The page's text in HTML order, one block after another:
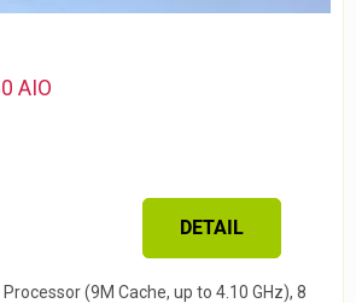
AIO
DETAIL
(9M Cache, up to 4.10 GHz), 8